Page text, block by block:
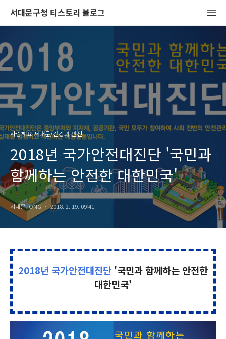
서대문구청 티스토리 블로그
사랑해요 서대문/건강과 안전
2018년 국가안전대진단 '국민과
함께하는 안전한 대한민국'
서대문TONG 2018. 2. 19. 09:41
2018년 국가안전대진단 '국민과 함께하는 안전한
대한민국'